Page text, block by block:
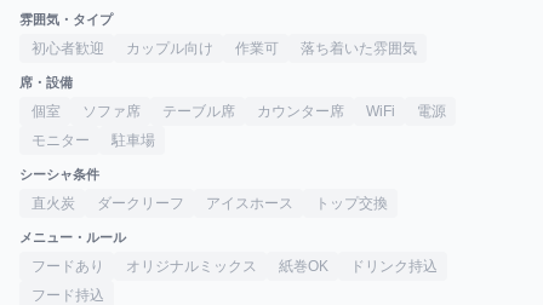
雰囲気・タイプ
初心者歓迎 カップル向け 作業可 落ち着いた雰囲気
席・設備
個室 ソファ席 テーブル席 カウンター席 WiFi
電源
モニター
駐車場
シーシャ条件
直火炭 ダークリーフ アイスホース トップ交換
メニュー・ルール
フードあり オリジナルミックス 紙巻OK
ドリンク持込
フード持込